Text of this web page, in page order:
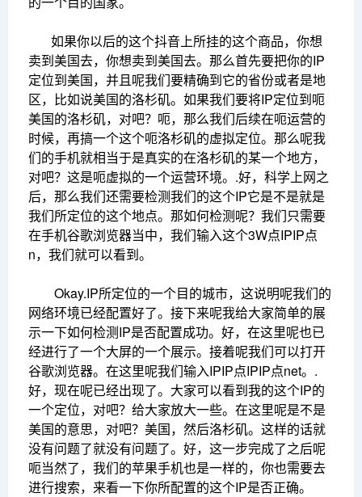
如果你以后的这个抖音上所挂的这个商品，你想
卖到美国去，你想卖到美国去。那么首先要把你的IP
定位到美国，并且呢我们要精确到它的省份或者是地
区，比如说美国的洛杉矶。如果我们要将IP定位到呃
美国的洛杉矶，对吧？呃，那么我们后续在呃运营的
时候，再搞一个这个呃洛杉矶的虚拟定位。那么呢我
们的手机就相当于是真实的在洛杉矶的某一个地方，
对吧？这是呃虚拟的一个运营环境。.好，科学上网之
后，那么我们还需要检测我们的这个IP它是不是就是
我们所定位的这个地点。那如何检测呢？我们只需要
在手机谷歌浏览器当中，我们输入这个3W点IPIP点
n，我们就可以看到。
Okay.IP所定位的一个目的城市，这说明呢我们的
网络环境已经配置好了。接下来呢我给大家简单的展
示一下如何检测IP是否配置成功。好，在这里呢也已
经进行了一个大屏的一个展示。接着呢我们可以打开
谷歌浏览器。在这里呢我们输入IPIP点IPIP点net。.
好，现在呢已经出现了。大家可以看到我的这个IP的
一个定位，对吧？给大家放大一些。在这里呢是不是
美国的意思，对吧？美国，然后洛杉矶。这样的话就
没有问题了就没有问题了。好，这一步完成了之后呢
呃当然了，我们的苹果手机也是一样的，你也需要去
进行搜索，来看一下你所配置的这个IP是否正确。